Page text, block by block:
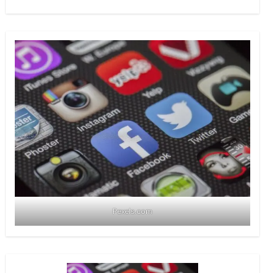
Pexels.com